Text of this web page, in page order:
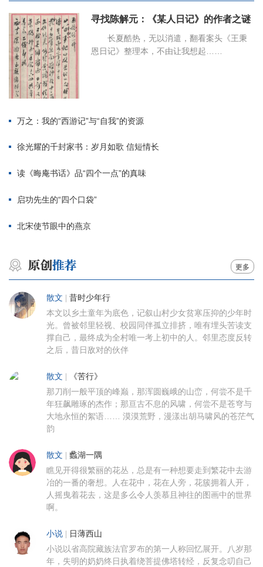
寻找陈解元：《某人日记》的作者之谜
长夏酷热，无以消遣，翻看案头《王秉
恩日记》整理本，不由让我想起……
万之：我的“西游记”与“自我”的资源
徐光耀的千封家书：岁月如歌 信短情长
读《晦庵书话》品“四个一点”的真味
启功先生的“四个口袋”
北宋使节眼中的燕京
更多
散文 昔时少年行
本文以乡土童年为底色，记叙山村少女贫寒压抑的少年时
光。曾被邻里轻视、校园同伴孤立排挤，唯有埋头苦读支
撑自己，最终成为全村唯一考上初中的人。邻里态度反转
之后，昔日敌对的伙伴
散文 《苦行》
那刀削一般平顶的峰巅，那浑圆巍峨的山峦，何尝不是千
年狂飙雕琢的杰作；那亘古不息的风啸，何尝不是苍穹与
大地永恒的絮语…… 漠漠荒野，漫漾出胡马啸风的苍茫气
韵
散文 蠡湖一隅
瞧见开得很繁丽的花丛，总是有一种想要走到繁花中去游
冶的一番的奢想。人在花中，花在人旁，花簇拥着人开，
人摇曳着花去，这是多么令人羡慕且神往的图画中的世界
啊。
小说 日薄西山
小说以省高院藏族法官罗布的第一人称回忆展开。八岁那
年，失明的奶奶终日执着绕菩提佛塔转经，反复念叨自己